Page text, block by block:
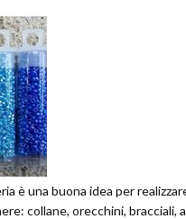
è una buona idea per
collane, orecchini, bracciali,